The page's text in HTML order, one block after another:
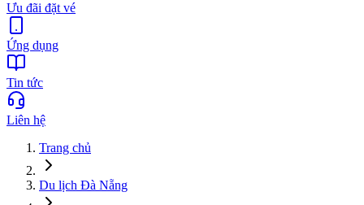
Ưu đãi đặt vé
Ứng dụng
Tin tức
Liên hệ
Trang chủ
Du lịch Đà Nẵng